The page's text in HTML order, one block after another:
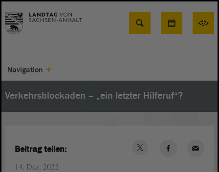
Suche
Navigation
Verkehrsblockaden – „ein letzter Hilferuf“?
14. Dez. 2022
Beitrag teilen: